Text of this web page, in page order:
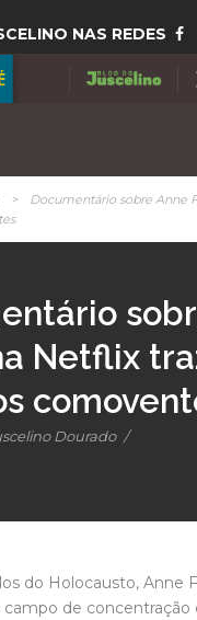
NAS REDES
>
Documentário sobre Anne
Netflix
Dourado /
do Holocausto, Anne
campo de